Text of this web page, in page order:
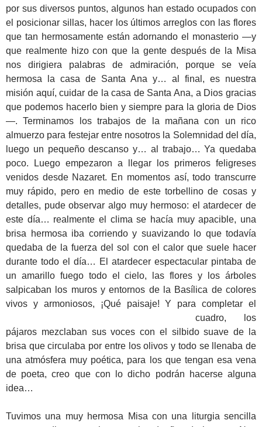
por sus diversos puntos, algunos han estado ocupados con
el posicionar sillas, hacer los últimos arreglos con las flores
que tan hermosamente están adornando el monasterio —y
que realmente hizo con que la gente después de la Misa
nos dirigiera palabras de admiración, porque se veía
hermosa la casa de Santa Ana y… al final, es nuestra
misión aquí, cuidar de la casa de Santa Ana, a Dios gracias
que podemos hacerlo bien y siempre para la gloria de Dios
—. Terminamos los trabajos de la mañana con un rico
almuerzo para festejar entre nosotros la Solemnidad del día,
luego un pequeño descanso y… al trabajo… Ya quedaba
poco. Luego empezaron a llegar los primeros feligreses
venidos desde Nazaret. En momentos así, todo transcurre
muy rápido, pero en medio de este torbellino de cosas y
detalles, pude observar algo muy hermoso: el atardecer de
este día… realmente el clima se hacía muy apacible, una
brisa hermosa iba corriendo y suavizando lo que todavía
quedaba de la fuerza del sol con el calor que suele hacer
durante todo el día… El atardecer espectacular pintaba de
un amarillo fuego todo el cielo, las flores y los árboles
salpicaban los muros y entornos de la Basílica de colores
vivos y armoniosos, ¡Qué paisaje! Y para completar el
cuadro, los
pájaros mezclaban sus voces con el silbido suave de la
brisa que circulaba por entre los olivos y todo se llenaba de
una atmósfera muy poética, para los que tengan esa vena
de poeta, creo que con lo dicho podrán hacerse alguna
idea…
Tuvimos una muy hermosa Misa con una liturgia sencilla